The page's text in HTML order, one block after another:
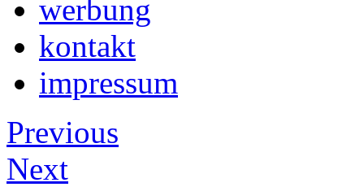
werbung
kontakt
impressum
Previous
Next